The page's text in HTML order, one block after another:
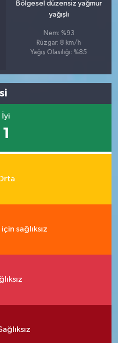
Bölgesel düzensiz yağmur
yağışlı
Nem: %93
Rüzgar: 8 km/h
Yağış Olasılığı: %85
İyi
1
sağlıksız